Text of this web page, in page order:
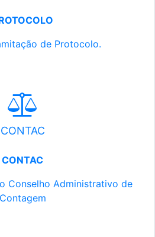
de Protocolo.
CONTAC
CONTAC
Conselho Administrativo de
Contagem